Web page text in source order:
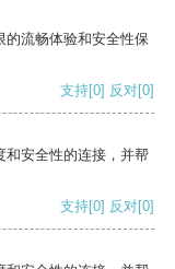
的流畅体验和安全性保
支持[0] 反对[0]
和安全性的连接，并帮
支持[0] 反对[0]